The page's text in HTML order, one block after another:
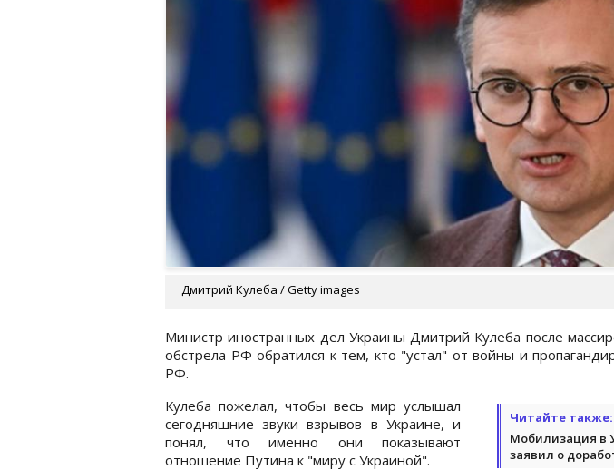
Дмитрий Кулеба / Getty images
Министр иностранных дел Украины Дмитрий Кулеба после
обстрела РФ обратился к тем, кто "устал" от войны и
РФ.
Читайте также:
Мобилизация в
заявил о
Кулеба пожелал, чтобы весь мир услышал
сегодняшние звуки взрывов в Украине, и
понял, что именно они показывают
отношение Путина к "миру с Украиной".